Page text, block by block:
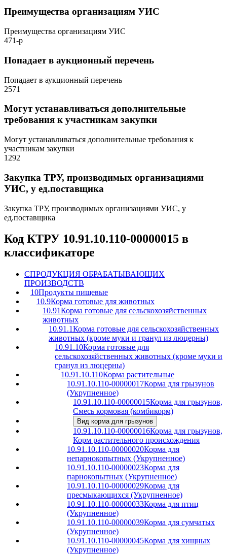
Преимущества организациям УИС
Преимущества организациям УИС
471-р
Попадает в аукционный перечень
Попадает в аукционный перечень
2571
Могут устанавливаться дополнительные
требования к участникам закупки
Могут устанавливаться дополнительные требования к
участникам закупки
1292
Закупка ТРУ, производимых организациями
УИС, у ед.поставщика
Закупка ТРУ, производимых организациями УИС, у
ед.поставщика
Код КТРУ 10.91.10.110-00000015 в
классификаторе
CПРОДУКЦИЯ ОБРАБАТЫВАЮЩИХ
ПРОИЗВОДСТВ
10Продукты пищевые
10.9Корма готовые для животных
10.91Корма готовые для сельскохозяйственных
животных
10.91.1Корма готовые для сельскохозяйственных
животных (кроме муки и гранул из люцерны)
10.91.10Корма готовые для
сельскохозяйственных животных (кроме муки и
гранул из люцерны)
10.91.10.110Корма растительные
10.91.10.110-00000017Корма для грызунов
(Укрупненное)
10.91.10.110-00000015Корма для грызунов,
Смесь кормовая (комбикорм)
Вид корма для грызунов
10.91.10.110-00000016Корма для грызунов,
Корм растительного происхождения
10.91.10.110-00000020Корма для
непарнокопытных (Укрупненное)
10.91.10.110-00000023Корма для
парнокопытных (Укрупненное)
10.91.10.110-00000029Корма для
пресмыкающихся (Укрупненное)
10.91.10.110-00000033Корма для птиц
(Укрупненное)
10.91.10.110-00000039Корма для сумчатых
(Укрупненное)
10.91.10.110-00000045Корма для хищных
(Укрупненное)